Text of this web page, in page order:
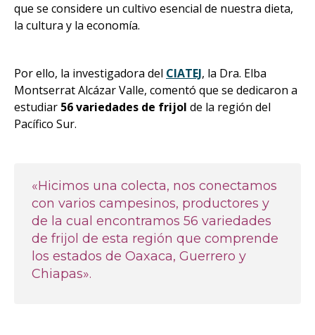
que se considere un cultivo esencial de nuestra dieta,
la cultura y la economía.
Por ello, la investigadora del CIATEJ, la Dra. Elba
Montserrat Alcázar Valle, comentó que se dedicaron a
estudiar 56 variedades de frijol de la región del
Pacífico Sur.
«Hicimos una colecta, nos conectamos
con varios campesinos, productores y
de la cual encontramos 56 variedades
de frijol de esta región que comprende
los estados de Oaxaca, Guerrero y
Chiapas».